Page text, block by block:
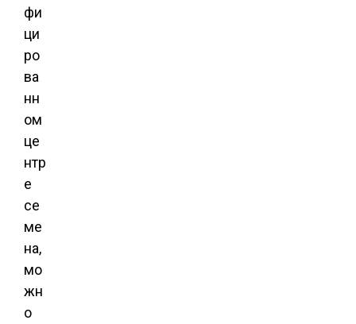
фи
ци
ро
ва
нн
ом
це
нтр
е
се
ме
на,
мо
жн
о